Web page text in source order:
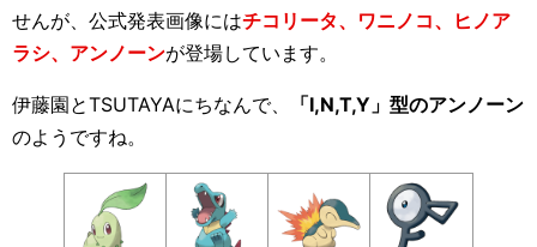
せんが、公式発表画像にはチコリータ、ワニノコ、ヒノア
ラシ、アンノーンが登場しています。
伊藤園とTSUTAYAにちなんで、
「I,N,T,Y」型のアンノーン
のようですね。